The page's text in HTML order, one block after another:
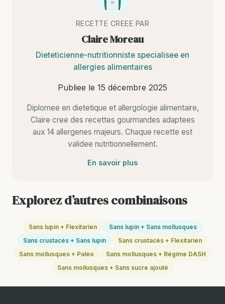
RECETTE CREEE PAR
Claire Moreau
Dieteticienne-nutritionniste specialisee en
allergies alimentaires
Publiee le 15 décembre 2025
Diplomee en dietetique et allergologie alimentaire,
Claire cree des recettes gourmandes adaptees
aux 14 allergenes majeurs. Chaque recette est
validee nutritionnellement.
En savoir plus
Explorez d’autres combinaisons
Sans lupin + Flexitarien
Sans lupin + Sans mollusques
Sans crustacés + Sans lupin
Sans crustacés + Flexitarien
Sans mollusques + Paléo
Sans mollusques + Régime DASH
Sans mollusques + Sans sucre ajouté